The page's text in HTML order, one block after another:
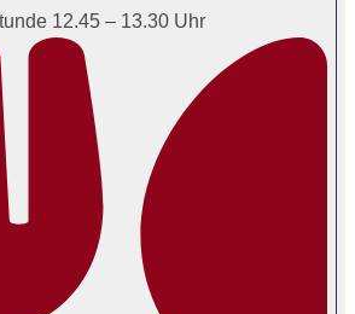
12.45 – 13.30 Uhr